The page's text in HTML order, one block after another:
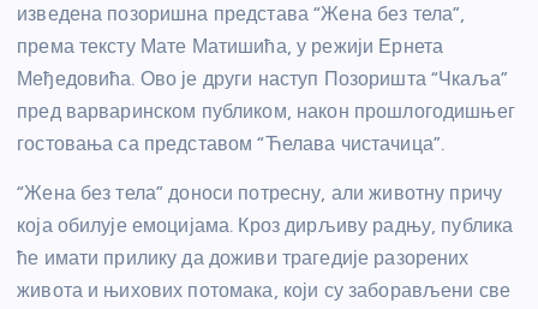
изведена позоришна представа “Жена без тела”,
према тексту Мате Матишића, у режији Ернета
Међедовића. Ово је други наступ Позоришта “Чкаља”
пред варваринском публиком, након прошлогодишњег
гостовања са представом “Ћелава чистачица”.
“Жена без тела” доноси потресну, али животну причу
која обилује емоцијама. Кроз дирљиву радњу, публика
ће имати прилику да доживи трагедије разорених
живота и њихових потомака, који су заборављени све